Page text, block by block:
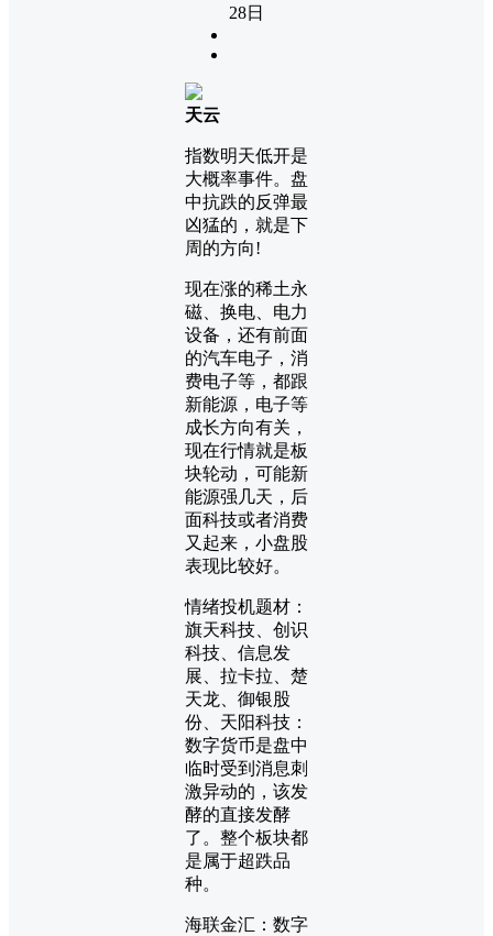
28日
天云
指数明天低开是
大概率事件。盘
中抗跌的反弹最
凶猛的，就是下
周的方向!
现在涨的稀土永
磁、换电、电力
设备，还有前面
的汽车电子，消
费电子等，都跟
新能源，电子等
成长方向有关，
现在行情就是板
块轮动，可能新
能源强几天，后
面科技或者消费
又起来，小盘股
表现比较好。
情绪投机题材：
旗天科技、创识
科技、信息发
展、拉卡拉、楚
天龙、御银股
份、天阳科技：
数字货币是盘中
临时受到消息刺
激异动的，该发
酵的直接发酵
了。整个板块都
是属于超跌品
种。
海联金汇：数字